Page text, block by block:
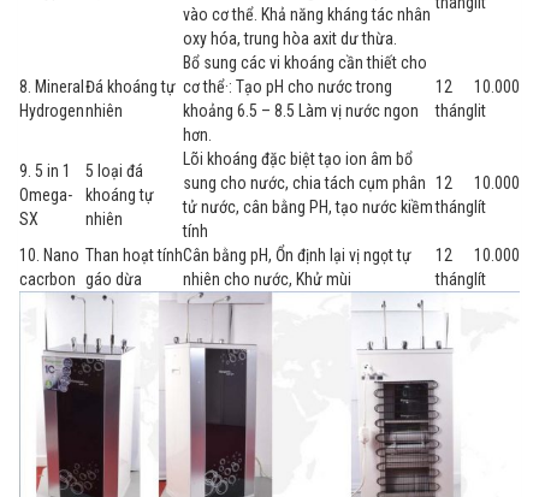
vào cơ thể. Khả năng kháng tác nhân
oxy hóa, trung hòa axit dư thừa.
8. Mineral
Hydrogen
Đá khoáng tự
nhiên
Bổ sung các vi khoáng cần thiết cho
cơ thể·: Tạo pH cho nước trong
khoảng 6.5 – 8.5 Làm vị nước ngon
hơn.
12
tháng
10.000
lit
9. 5 in 1
Omega-
SX
5 loại đá
khoáng tự
nhiên
Lõi khoáng đặc biệt tạo ion âm bổ
sung cho nước, chia tách cụm phân
tử nước, cân bằng PH, tạo nước kiềm
tính
12
tháng
10.000
lít
10. Nano
cacrbon
Than hoạt tính
gáo dừa
Cân bằng pH, Ổn định lại vị ngọt tự
nhiên cho nước, Khử mùi
12
tháng
10.000
lít